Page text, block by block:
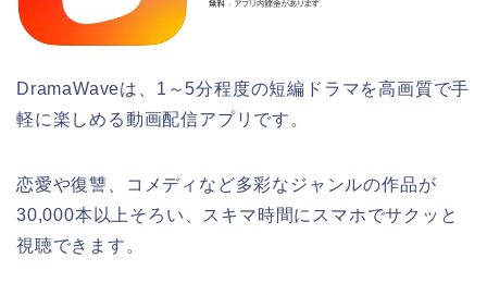
DramaWaveは、1～5分程度の短編ドラマを高画質で手
軽に楽しめる動画配信アプリです。
恋愛や復讐、コメディなど多彩なジャンルの作品が
30,000本以上そろい、スキマ時間にスマホでサクッと
視聴できます。